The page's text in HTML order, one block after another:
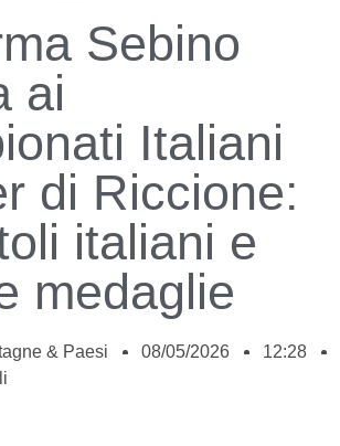
Sebino
ai
Italiani
di Riccione:
italiani e
medaglie
& Paesi 08/05/2026
12:28